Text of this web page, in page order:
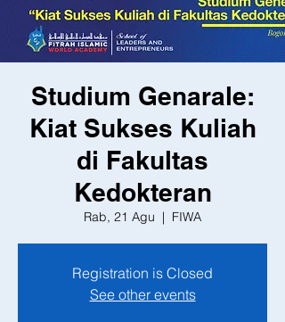
Studium Genarale:
Kiat Sukses Kuliah
di Fakultas
Kedokteran
Rab, 21 Agu
  |
FIWA
Registration is Closed
See other events